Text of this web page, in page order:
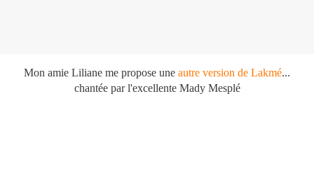
Mon amie Liliane me propose une autre version de Lakmé...
chantée par l'excellente Mady Mesplé